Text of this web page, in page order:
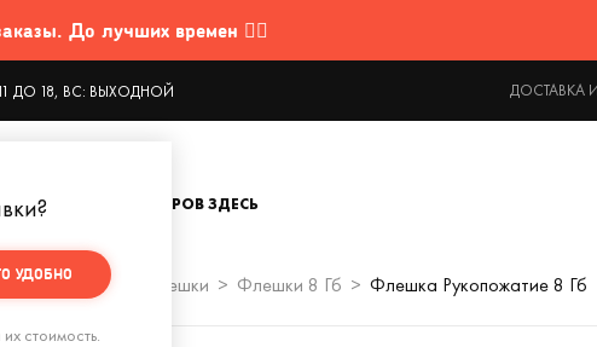
До лучших времен 🤷‍♂️
?
УДОБНО
стоимость.
ДО 18, ВС: ВЫХОДНОЙ ДОСТАВКА
КАТАЛОГ ТОВАРОВ ЗДЕСЬ
компьютера Флешки Флешки 8 Гб Флешка Рукопожатие 8 Гб